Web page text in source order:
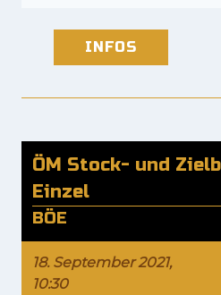
INFOS
ÖM Stock- und
Einzel
BÖE
18. September 2021,
10:30